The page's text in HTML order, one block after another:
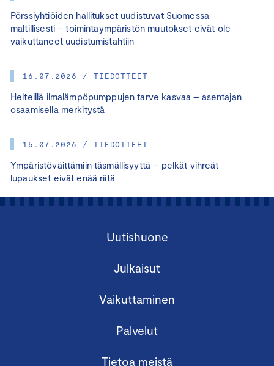
Pörssiyhtiöiden hallitukset uudistuvat Suomessa
maltillisesti – toimintaympäristön muutokset eivät ole
vaikuttaneet uudistumistahtiin
16.07.2026 / TIEDOTTEET
Helteillä ilmalämpöpumppujen tarve kasvaa – asentajan
osaamisella merkitystä
15.07.2026 / TIEDOTTEET
Ympäristöväittämiin täsmällisyyttä – pelkät vihreät
lupaukset eivät enää riitä
Uutishuone
Julkaisut
Vaikuttaminen
Palvelut
Tietoa meistä